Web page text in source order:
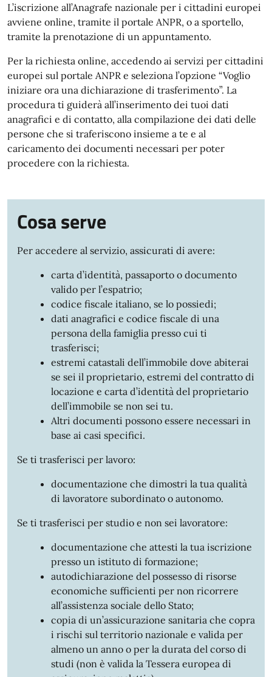
L’iscrizione all’Anagrafe nazionale per i cittadini europei
avviene online, tramite il portale ANPR, o a sportello,
tramite la prenotazione di un appuntamento.
Per la richiesta online, accedendo ai servizi per cittadini
europei sul portale ANPR e seleziona l’opzione “Voglio
iniziare ora una dichiarazione di trasferimento”. La
procedura ti guiderà all’inserimento dei tuoi dati
anagrafici e di contatto, alla compilazione dei dati delle
persone che si traferiscono insieme a te e al
caricamento dei documenti necessari per poter
procedere con la richiesta.
Cosa serve
Per accedere al servizio, assicurati di avere:
carta d’identità, passaporto o documento
valido per l’espatrio;
codice fiscale italiano, se lo possiedi;
dati anagrafici e codice fiscale di una
persona della famiglia presso cui ti
trasferisci;
estremi catastali dell’immobile dove abiterai
se sei il proprietario, estremi del contratto di
locazione e carta d’identità del proprietario
dell’immobile se non sei tu.
Altri documenti possono essere necessari in
base ai casi specifici.
Se ti trasferisci per lavoro:
documentazione che dimostri la tua qualità
di lavoratore subordinato o autonomo.
Se ti trasferisci per studio e non sei lavoratore:
documentazione che attesti la tua iscrizione
presso un istituto di formazione;
autodichiarazione del possesso di risorse
economiche sufficienti per non ricorrere
all’assistenza sociale dello Stato;
copia di un’assicurazione sanitaria che copra
i rischi sul territorio nazionale e valida per
almeno un anno o per la durata del corso di
studi (non è valida la Tessera europea di